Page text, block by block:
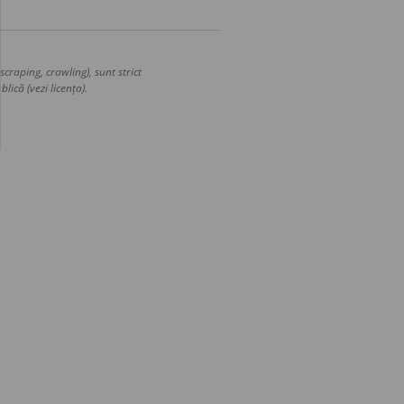
crawling), sunt strict
(vezi licența).